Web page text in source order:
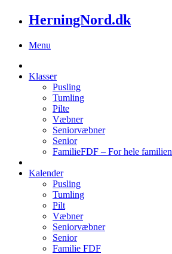
HerningNord.dk
Menu
Klasser
Pusling
Tumling
Pilte
Væbner
Seniorvæbner
Senior
FamilieFDF – For hele familien
Kalender
Pusling
Tumling
Pilt
Væbner
Seniorvæbner
Senior
Familie FDF